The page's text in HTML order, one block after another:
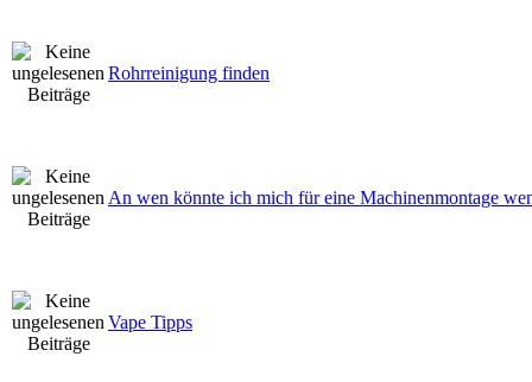
Rohrreinigung finden
An wen könnte ich mich für eine Machinenmontage
Vape Tipps